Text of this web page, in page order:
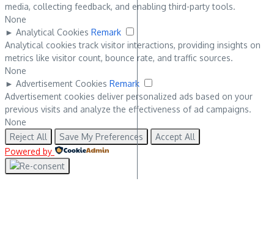
media, collecting feedback, and enabling third-party tools.
None
► Analytical Cookies Remark
Analytical cookies track visitor interactions, providing insights on
metrics like visitor count, bounce rate, and traffic sources.
None
► Advertisement Cookies Remark
Advertisement cookies deliver personalized ads based on your
previous visits and analyze the effectiveness of ad campaigns.
None
Reject All
Save My Preferences
Accept All
Powered by